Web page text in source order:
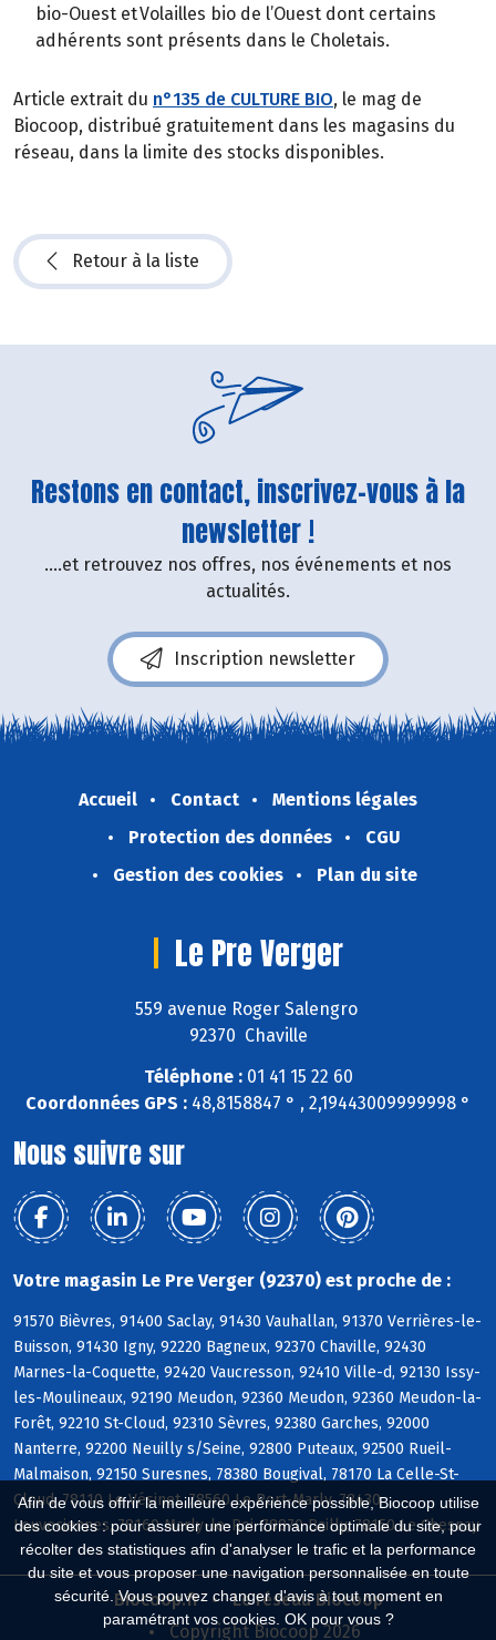
Afin de vous offrir la meilleure expérience possible, Biocoop utilise
des cookies : pour assurer une performance optimale du site, pour
récolter des statistiques afin d'analyser le trafic et la performance
du site et vous proposer une navigation personnalisée en toute
sécurité. Vous pouvez changer d'avis à tout moment en
paramétrant vos cookies. OK pour vous ?
bio-Ouest et Volailles bio de l’Ouest dont certains
adhérents sont présents dans le Choletais.
Article extrait du n°135 de CULTURE BIO, le mag de
Biocoop, distribué gratuitement dans les magasins du
réseau, dans la limite des stocks disponibles.
Retour à la liste
Restons en contact, inscrivez-vous à la
newsletter !
....et retrouvez nos offres, nos événements et nos
actualités.
Inscription newsletter
Accueil Contact
Mentions légales
Protection des données
CGU
Gestion des cookies
Plan du site
Le Pre Verger
559 avenue Roger Salengro
92370 Chaville
Téléphone :01 41 15 22 60
Coordonnées GPS : 48,8158847 ° , 2,19443009999998 °
Nous suivre sur
Votre magasin Le Pre Verger (92370) est proche de :
91570 Bièvres, 91400 Saclay, 91430 Vauhallan, 91370 Verrières-le-
Buisson, 91430 Igny, 92220 Bagneux, 92370 Chaville, 92430
Marnes-la-Coquette, 92420 Vaucresson, 92410 Ville-d, 92130 Issy-
les-Moulineaux, 92190 Meudon, 92360 Meudon, 92360 Meudon-la-
Forêt, 92210 St-Cloud, 92310 Sèvres, 92380 Garches, 92000
Nanterre, 92200 Neuilly s/Seine, 92800 Puteaux, 92500 Rueil-
Malmaison, 92150 Suresnes, 78380 Bougival, 78170 La Celle-St-
Cloud, 78110 Le Vésinet, 78560 Le Port-Marly, 78430
Louveciennes, 78160 Marly-le-Roi, 78870 Bailly, 78150 Le Chesnay
Biocoop.fr
Le réseau Biocoop
Copyright Biocoop 2026